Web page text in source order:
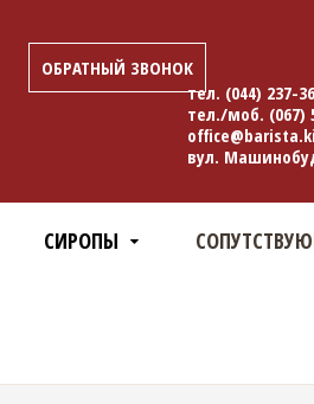
ОБРАТНЫЙ ЗВОНОК
тел. (044) 237-
тел./моб. (067)
вул.
СИРОПЫ